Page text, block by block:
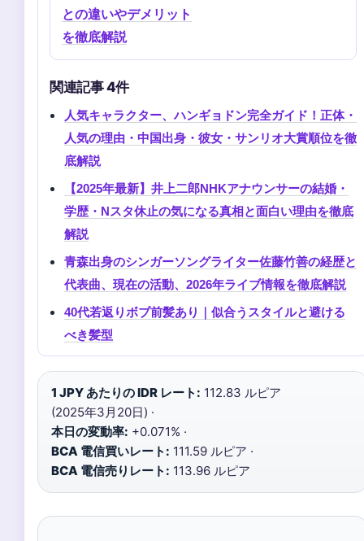
との違いやデメリット
を徹底解説
関連記事 4件
人気キャラクター、ハンギョドン完全ガイド！正体・
人気の理由・中国出身・彼女・サンリオ大賞順位を徹
底解説
【2025年最新】井上二郎NHKアナウンサーの結婚・
学歴・Nスタ休止の気になる真相と面白い理由を徹底
解説
青森出身のシンガーソングライター佐藤竹善の経歴と
代表曲、現在の活動、2026年ライブ情報を徹底解説
40代若返りボブ前髪あり｜似合うスタイルと避ける
べき髪型
1 JPY あたりの IDR レート: 112.83 ルピア
(2025年3月20日) ·
本日の変動率: +0.071% ·
BCA 電信買いレート: 111.59 ルピア ·
BCA 電信売りレート: 113.96 ルピア